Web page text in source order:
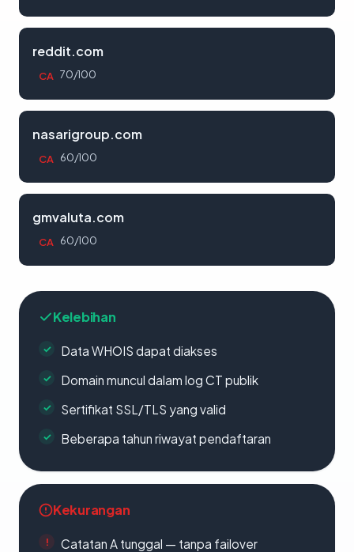
reddit.com
CA 70/100
nasarigroup.com
CA 60/100
gmvaluta.com
CA 60/100
Kelebihan
Data WHOIS dapat diakses
Domain muncul dalam log CT publik
Sertifikat SSL/TLS yang valid
Beberapa tahun riwayat pendaftaran
Kekurangan
Catatan A tunggal — tanpa failover